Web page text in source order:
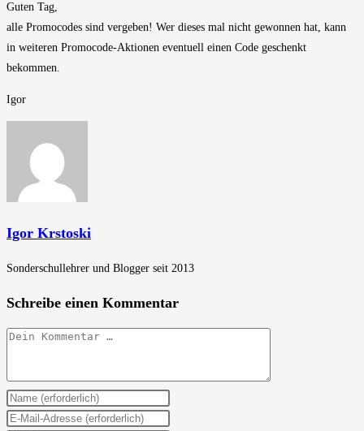
Guten Tag,
alle Promocodes sind vergeben! Wer dieses mal nicht gewonnen hat, kann
in weiteren Promocode-Aktionen eventuell einen Code geschenkt
bekommen.
Igor
Igor Krstoski
Sonderschullehrer und Blogger seit 2013
Schreibe einen Kommentar
Kommentar
Gib
deinen
Gib